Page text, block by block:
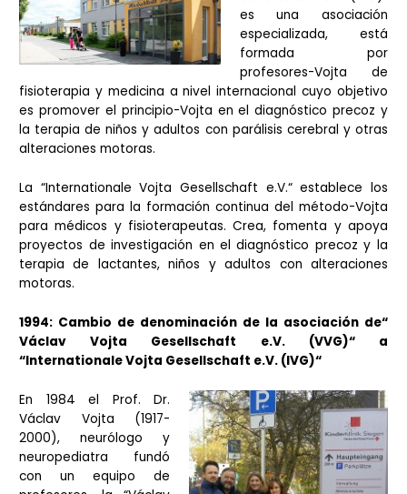
es una asociación
especializada, está
formada por
profesores-Vojta de
fisioterapia y medicina a nivel internacional cuyo objetivo
es promover el principio-Vojta en el diagnóstico precoz y
la terapia de niños y adultos con parálisis cerebral y otras
alteraciones motoras.
La “Internationale Vojta Gesellschaft e.V.“ establece los
estándares para la formación continua del método-Vojta
para médicos y fisioterapeutas. Crea, fomenta y apoya
proyectos de investigación en el diagnóstico precoz y la
terapia de lactantes, niños y adultos con alteraciones
motoras.
1994: Cambio de denominación de la asociación de“
Václav Vojta Gesellschaft e.V. (VVG)“ a
“Internationale Vojta Gesellschaft e.V. (IVG)“
En 1984 el Prof. Dr.
Václav Vojta (1917-
2000), neurólogo y
neuropediatra fundó
con un equipo de